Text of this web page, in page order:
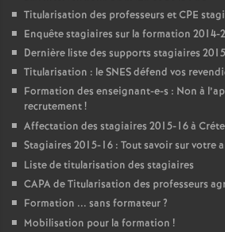
Titularisation des professeurs etCPE
Enquête stagiaires sur la formation 2014-
Dernière liste des supports stagiaires
Titularisation : leSNESdéfend vos
Formation des enseignant-e-s : Non à
recrutement!
Affectation des stagiaires 2015-16 à
Stagiaires 2015-16 : Tout savoir sur votre
Liste de titularisation des stagiaires
CAPAde Titularisation des professeurs
Formation ... sans formateur?
Mobilisation pour la formation !